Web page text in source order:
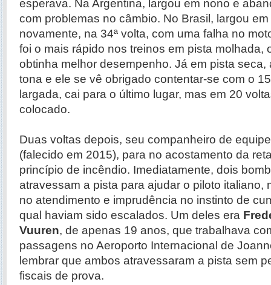
esperava. Na Argentina, largou em nono e
com problemas no câmbio. No Brasil, largou
novamente, na 34ª volta, com uma falha no
foi o mais rápido nos treinos em pista molhada,
obtinha melhor desempenho. Já em pista seca,
tona e ele se vê obrigado contentar-se com o
largada, cai para o último lugar, mas em 20
colocado.
Duas voltas depois, seu companheiro de
(falecido em 2015), para no acostamento da
princípio de incêndio. Imediatamente, dois
atravessam a pista para ajudar o piloto italiano,
no atendimento e imprudência no instinto de
qual haviam sido escalados. Um deles era
Vuuren, de apenas 19 anos, que trabalhava
passagens no Aeroporto Internacional de
lembrar que ambos atravessaram a pista sem
fiscais de prova.